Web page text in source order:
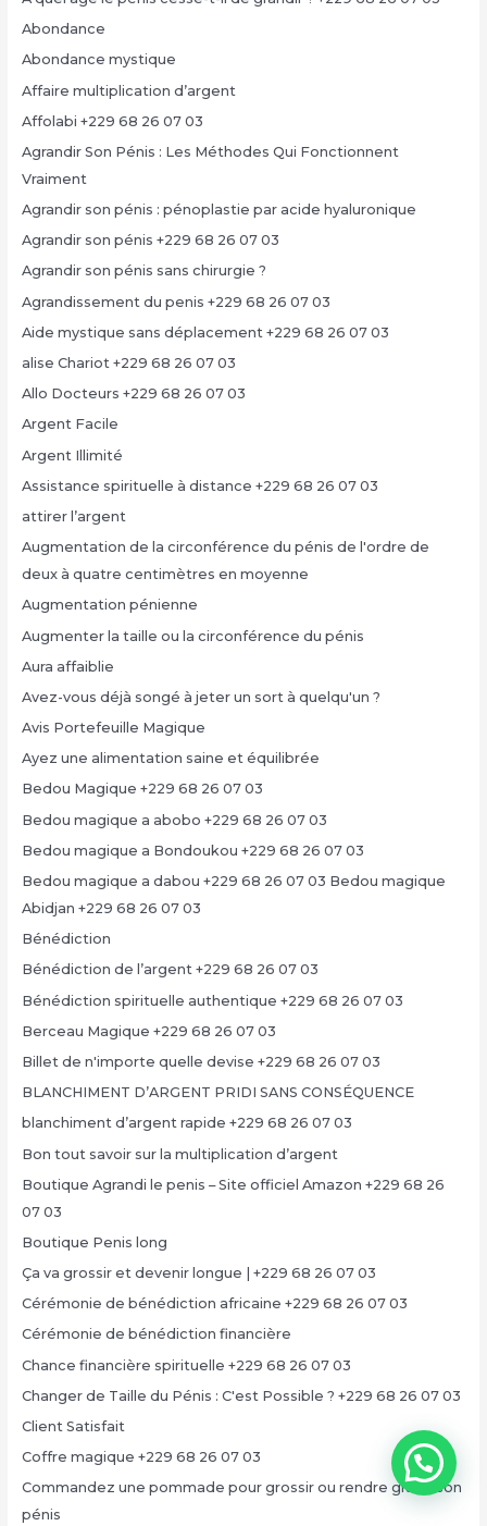
Abondance
Abondance mystique
Affaire multiplication d’argent
Affolabi +229 68 26 07 03
Agrandir Son Pénis : Les Méthodes Qui Fonctionnent
Vraiment
Agrandir son pénis : pénoplastie par acide hyaluronique
Agrandir son pénis +229 68 26 07 03
Agrandir son pénis sans chirurgie ?
Agrandissement du penis +229 68 26 07 03
Aide mystique sans déplacement +229 68 26 07 03
alise Chariot +229 68 26 07 03
Allo Docteurs +229 68 26 07 03
Argent Facile
Argent Illimité
Assistance spirituelle à distance +229 68 26 07 03
attirer l’argent
Augmentation de la circonférence du pénis de l'ordre de
deux à quatre centimètres en moyenne
Augmentation pénienne
Augmenter la taille ou la circonférence du pénis
Aura affaiblie
Avez-vous déjà songé à jeter un sort à quelqu'un ?
Avis Portefeuille Magique
Ayez une alimentation saine et équilibrée
Bedou Magique +229 68 26 07 03
Bedou magique a abobo +229 68 26 07 03
Bedou magique a Bondoukou +229 68 26 07 03
Bedou magique a dabou +229 68 26 07 03 Bedou magique
Abidjan +229 68 26 07 03
Bénédiction
Bénédiction de l’argent +229 68 26 07 03
Bénédiction spirituelle authentique +229 68 26 07 03
Berceau Magique +229 68 26 07 03
Billet de n'importe quelle devise +229 68 26 07 03
BLANCHIMENT D’ARGENT PRIDI SANS CONSÉQUENCE
blanchiment d’argent rapide +229 68 26 07 03
Bon tout savoir sur la multiplication d’argent
Boutique Agrandi le penis – Site officiel Amazon +229 68 26
07 03
Boutique Penis long
Ça va grossir et devenir longue | +229 68 26 07 03
Cérémonie de bénédiction africaine +229 68 26 07 03
Cérémonie de bénédiction financière
Chance financière spirituelle +229 68 26 07 03
Changer de Taille du Pénis : C'est Possible ? +229 68 26 07 03
Client Satisfait
Coffre magique +229 68 26 07 03
Commandez une pommade pour grossir ou rendre grand son
pénis